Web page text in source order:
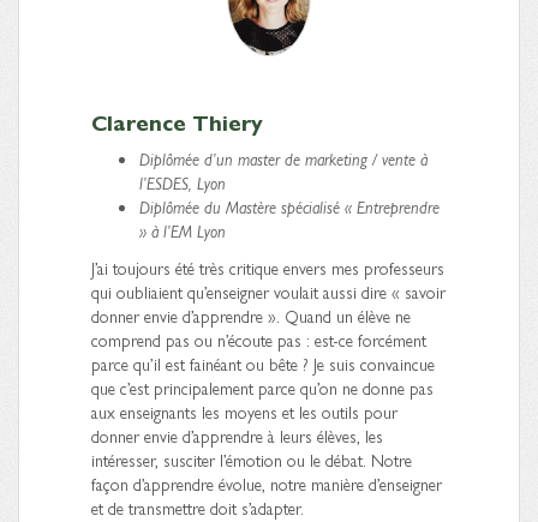
Clarence Thiery
Diplômée d’un master de marketing / vente à
l’ESDES, Lyon
Diplômée du Mastère spécialisé « Entreprendre
» à l’EM Lyon
J’ai toujours été très critique envers mes professeurs
qui oubliaient qu’enseigner voulait aussi dire « savoir
donner envie d’apprendre ». Quand un élève ne
comprend pas ou n’écoute pas : est-ce forcément
parce qu’il est fainéant ou bête ? Je suis convaincue
que c’est principalement parce qu’on ne donne pas
aux enseignants les moyens et les outils pour
donner envie d’apprendre à leurs élèves, les
intéresser, susciter l’émotion ou le débat. Notre
façon d’apprendre évolue, notre manière d’enseigner
et de transmettre doit s’adapter.